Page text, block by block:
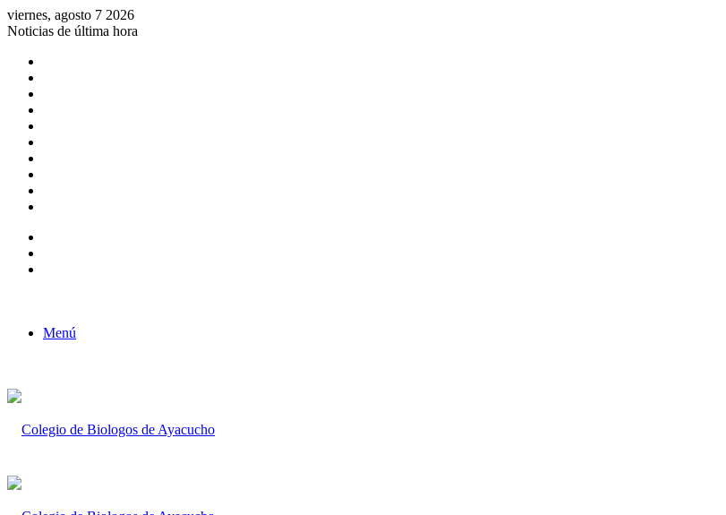
viernes, agosto 7 2026
Noticias de última hora
Menú